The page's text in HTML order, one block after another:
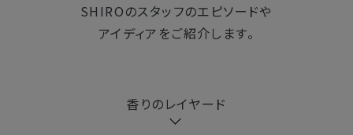
SHIROのスタッフのエピソードや
アイディアをご紹介します。
香りのレイヤード